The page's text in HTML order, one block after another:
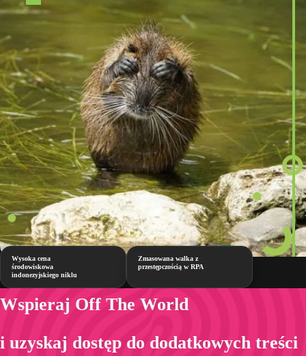
Wysoka cena
środowiskowa
indonezyjskiego niklu
Zmasowana walka z
przestępczością w RPA
Wspieraj Off The World
i uzyskaj dostęp do dodatkowych treści